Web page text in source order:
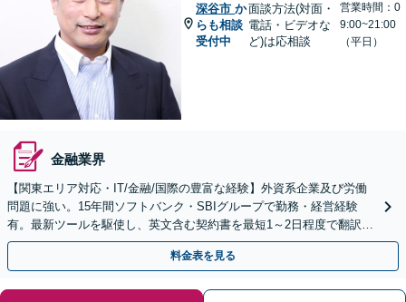
深谷市 か
らも相談
受付中
面談方法(対面・
電話・ビデオな
ど)は応相談
営業時間：0
9:00~21:00
（平日）
金融業界
【関東エリア対応・IT/金融/国際の豊富な経験】外資系企業及び労働
問題に強い。15年間ソフトバンク・SBIグループで勤務・経営経験
有。最新ツールを駆使し、英文含む契約書を最短1～2日程度で翻訳・
レビュー。大手中小・外資系企業の顧問可
料金表を見る